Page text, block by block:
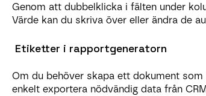
Genom att dubbelklicka i fälten under
Värde kan du skriva över eller ändra de
Etiketter i rapportgeneratorn
Om du behöver skapa ett dokument
enkelt exportera nödvändig data från